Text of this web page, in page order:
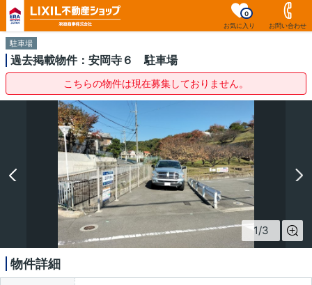
お気に入り
0
お問い合わせ
駐車場
過去掲載物件：安岡寺６ 駐車場
こちらの物件は現在募集しておりません。
1/3
物件詳細